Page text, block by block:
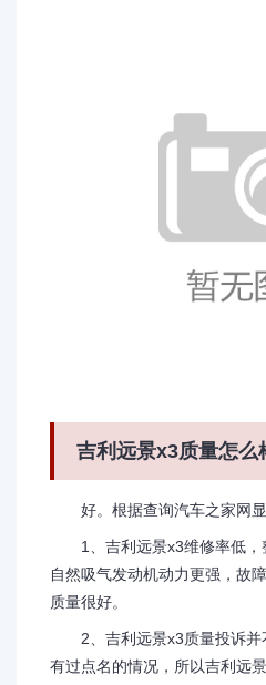
吉利远景x3质量怎么
好。根据查询汽车之家网显
1、吉利远景x3维修率低，
自然吸气发动机动力更强，故
质量很好。
2、吉利远景x3质量投诉并
有过点名的情况，所以吉利远